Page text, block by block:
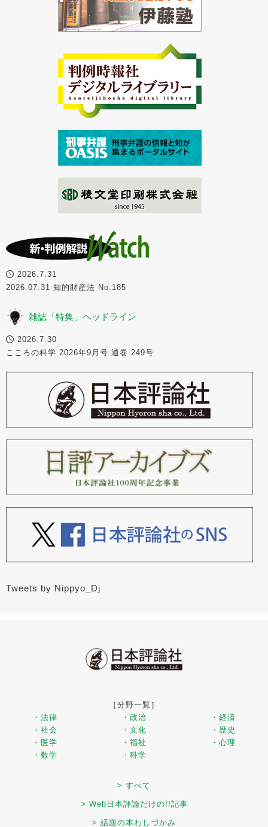
2026.7.31
2026.07.31 知的財産法 No.185
雑誌「特集」ヘッドライン
2026.7.30
こころの科学 2026年9月号 通巻 249号
Tweets by Nippyo_Dj
［分野一覧］
・法律
・政治
・経済
・社会
・文化
・歴史
・医学
・福祉
・心理
・数学
・科学
> すべて
> Web日本評論だけの!!記事
> 話題の本わしづかみ